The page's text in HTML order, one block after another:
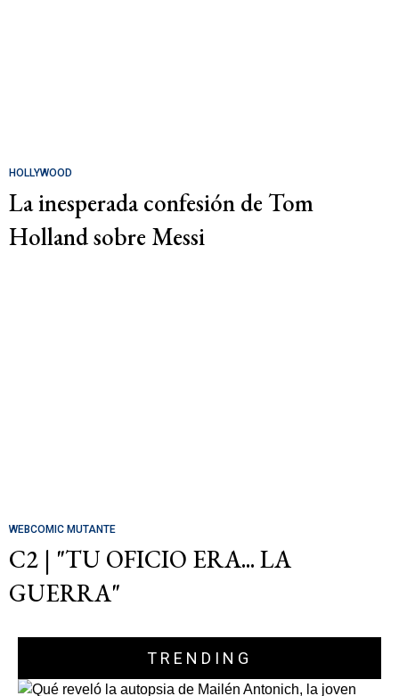
HOLLYWOOD
La inesperada confesión de Tom
Holland sobre Messi
WEBCOMIC MUTANTE
C2 | "TU OFICIO ERA... LA
GUERRA"
TRENDING